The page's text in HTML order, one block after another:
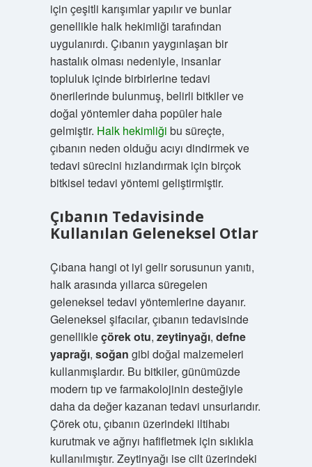
için çeşitli karışımlar yapılır ve bunlar
genellikle halk hekimliği tarafından
uygulanırdı. Çıbanın yaygınlaşan bir
hastalık olması nedeniyle, insanlar
topluluk içinde birbirlerine tedavi
önerilerinde bulunmuş, belirli bitkiler ve
doğal yöntemler daha popüler hale
gelmiştir. Halk hekimliği bu süreçte,
çıbanın neden olduğu acıyı dindirmek ve
tedavi sürecini hızlandırmak için birçok
bitkisel tedavi yöntemi geliştirmiştir.
Çıbanın Tedavisinde
Kullanılan Geleneksel Otlar
Çıbana hangi ot iyi gelir sorusunun yanıtı,
halk arasında yıllarca süregelen
geleneksel tedavi yöntemlerine dayanır.
Geleneksel şifacılar, çıbanın tedavisinde
genellikleçörek otu, zeytinyağı, defne
yaprağı, soğan gibi doğal malzemeleri
kullanmışlardır. Bu bitkiler, günümüzde
modern tıp ve farmakolojinin desteğiyle
daha da değer kazanan tedavi unsurlarıdır.
Çörek otu, çıbanın üzerindeki iltihabı
kurutmak ve ağrıyı hafifletmek için sıklıkla
kullanılmıştır. Zeytinyağı ise cilt üzerindeki